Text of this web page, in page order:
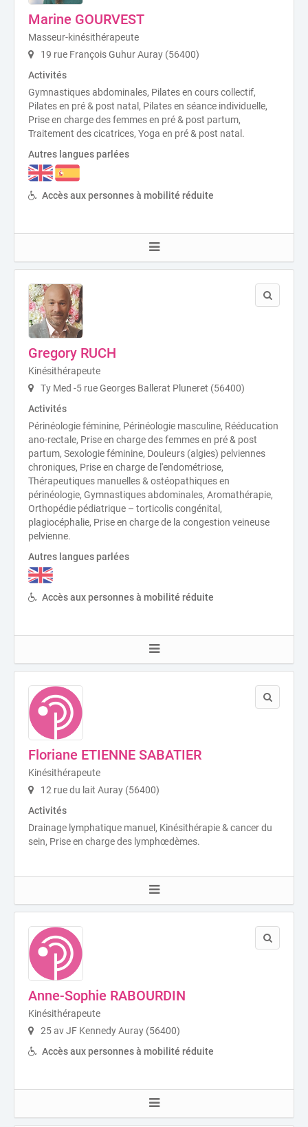
Marine GOURVEST
Masseur-kinésithérapeute
19 rue François Guhur Auray (56400)
Activités
Gymnastiques abdominales, Pilates en cours collectif,
Pilates en pré & post natal, Pilates en séance individuelle,
Prise en charge des femmes en pré & post partum,
Traitement des cicatrices, Yoga en pré & post natal.
Autres langues parlées
Accès aux personnes à mobilité réduite
Gregory RUCH
Kinésithérapeute
Ty Med -5 rue Georges Ballerat Pluneret (56400)
Activités
Périnéologie féminine, Périnéologie masculine, Rééducation
ano-rectale, Prise en charge des femmes en pré & post
partum, Sexologie féminine, Douleurs (algies) pelviennes
chroniques, Prise en charge de l'endométriose,
Thérapeutiques manuelles & ostéopathiques en
périnéologie, Gymnastiques abdominales, Aromathérapie,
Orthopédie pédiatrique – torticolis congénital,
plagiocéphalie, Prise en charge de la congestion veineuse
pelvienne.
Autres langues parlées
Accès aux personnes à mobilité réduite
Floriane ETIENNE SABATIER
Kinésithérapeute
12 rue du lait Auray (56400)
Activités
Drainage lymphatique manuel, Kinésithérapie & cancer du
sein, Prise en charge des lymphœdèmes.
Anne-Sophie RABOURDIN
Kinésithérapeute
25 av JF Kennedy Auray (56400)
Accès aux personnes à mobilité réduite